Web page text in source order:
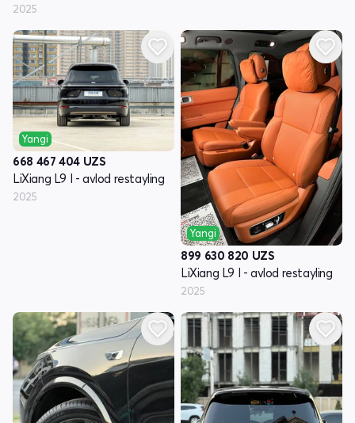
2025
Yangi
668 467 404 UZS
LiXiang L9 I - avlod restayling
2025
Yangi
899 630 820 UZS
LiXiang L9 I - avlod restayling
2025